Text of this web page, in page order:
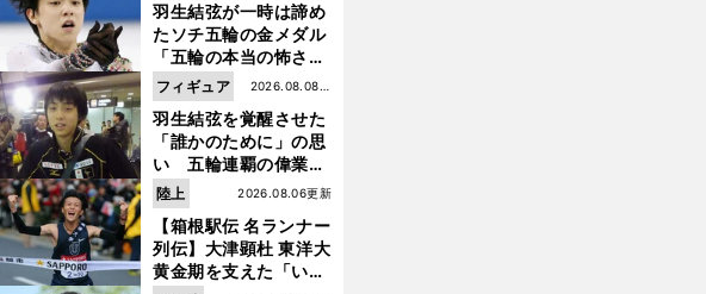
羽生結弦が一時は諦め
たソチ五輪の金メダル
「五輪の本当の怖さを
知った......」
新
羽生結弦を覚醒させた
「誰かのために」の思
い 五輪連覇の偉業へ
の道のり
2026.08.08更
新
フィギュア
【箱根駅伝 名ランナー
列伝】大津顕杜 東洋大
黄金期を支えた「いぶ
2026.08.06更新
陸上